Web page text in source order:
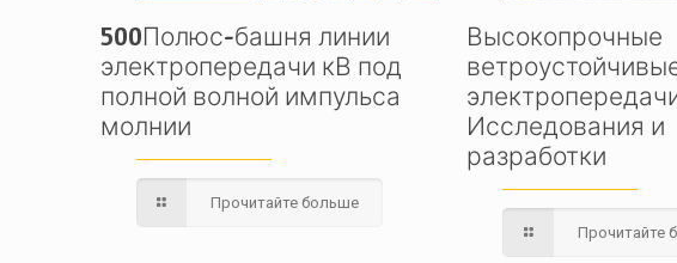
500Полюс-башня линии
электропередачи кВ под
полной волной импульса
молнии
Прочитайте больше
Высокопрочные
Исследования и
разработки
Прочитайте